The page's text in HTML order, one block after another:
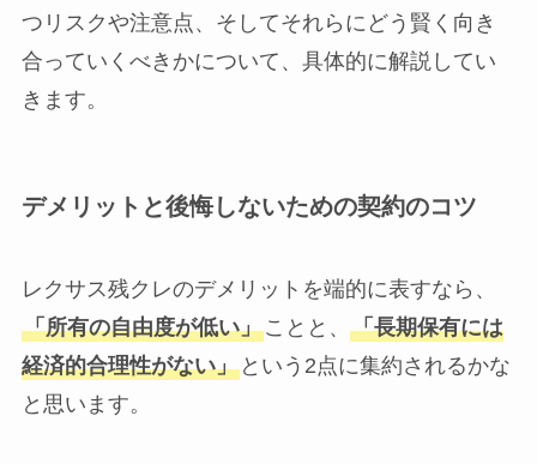
つリスクや注意点、そしてそれらにどう賢く向き
合っていくべきかについて、具体的に解説してい
きます。
デメリットと後悔しないための契約のコツ
レクサス残クレのデメリットを端的に表すなら、
「所有の自由度が低い」ことと、 「長期保有には
経済的合理性がない」という2点に集約されるかな
と思います。